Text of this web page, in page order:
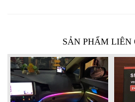
SẢN PHẨM LIÊN